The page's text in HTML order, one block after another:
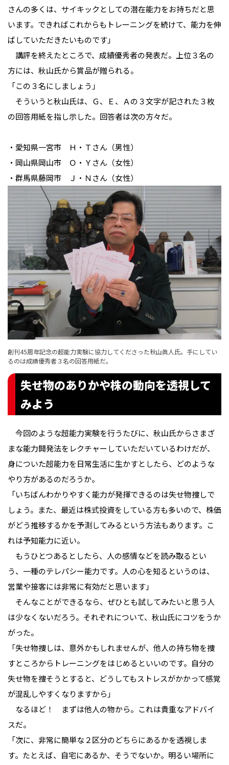
さんの多くは、サイキックとしての潜在能力をお持ちだと思
います。できればこれからもトレーニングを続けて、能力を伸
ばしていただきたいものです」
講評を終えたところで、成績優秀者の発表だ。上位３名の
方には、秋山氏から賞品が贈られる。
「この３名にしましょう」
そういうと秋山氏は、Ｇ、Ｅ、Ａの３文字が記された３枚
の回答用紙を指し示した。回答者は次の方々だ。
・愛知県一宮市　Ｈ・Ｔさん（男性）
・岡山県岡山市　Ｏ・Ｙさん（女性）
・群馬県藤岡市　Ｊ・Ｎさん（女性）
創刊45周年記念の超能力実験に協力してくださった秋山眞人氏。手にしてい
るのは成績優秀者３名の回答用紙だ。
失せ物のありかや株の動向を透視して
みよう
今回のような超能力実験を行うたびに、秋山氏からさまざ
まな能力開発法をレクチャーしていただいているわけだが、
身についた超能力を日常生活に生かすとしたら、どのような
やり方があるのだろうか。
「いちばんわかりやすく能力が発揮できるのは失せ物捜しで
しょう。また、最近は株式投資をしている方も多いので、株価
がどう推移するかを予測してみるという方法もあります。こ
れは予知能力に近い。
もうひとつあるとしたら、人の感情などを読み取るとい
う、一種のテレパシー能力です。人の心を知るというのは、
営業や接客には非常に有効だと思います」
そんなことができるなら、ぜひとも試してみたいと思う人
は少なくないだろう。それぞれについて、秋山氏にコツをうか
がった。
「失せ物捜しは、意外かもしれませんが、他人の持ち物を捜
すところからトレーニングをはじめるといいのです。自分の
失せ物を捜そうとすると、どうしてもストレスがかかって感覚
が混乱しやすくなりますから」
なるほど！　まずは他人の物から。これは貴重なアドバイ
スだ。
「次に、非常に簡単な２区分のどちらにあるかを透視しま
す。たとえば、自宅にあるか、そうでないか。明るい場所に